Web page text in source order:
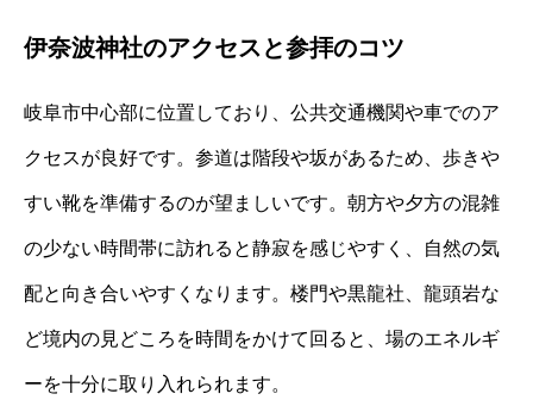
伊奈波神社のアクセスと参拝のコツ
岐阜市中心部に位置しており、公共交通機関や車でのア
クセスが良好です。参道は階段や坂があるため、歩きや
すい靴を準備するのが望ましいです。朝方や夕方の混雑
の少ない時間帯に訪れると静寂を感じやすく、自然の気
配と向き合いやすくなります。楼門や黒龍社、龍頭岩な
ど境内の見どころを時間をかけて回ると、場のエネルギ
ーを十分に取り入れられます。